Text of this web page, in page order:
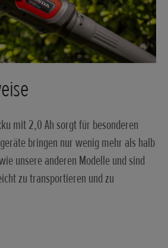
mit 2,0 Ah sorgt für besonderen
bringen nur wenig mehr als halb
unsere anderen Modelle und sind
zu transportieren und zu